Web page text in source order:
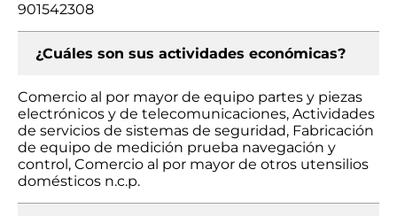
901542308
¿Cuáles son sus actividades económicas?
Comercio al por mayor de equipo partes y piezas
electrónicos y de telecomunicaciones, Actividades
de servicios de sistemas de seguridad, Fabricación
de equipo de medición prueba navegación y
control, Comercio al por mayor de otros utensilios
domésticos n.c.p.